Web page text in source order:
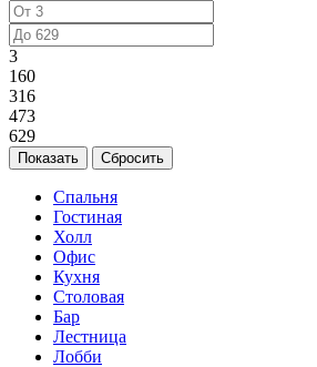
3
160
316
473
629
Спальня
Гостиная
Холл
Офис
Кухня
Столовая
Бар
Лестница
Лобби